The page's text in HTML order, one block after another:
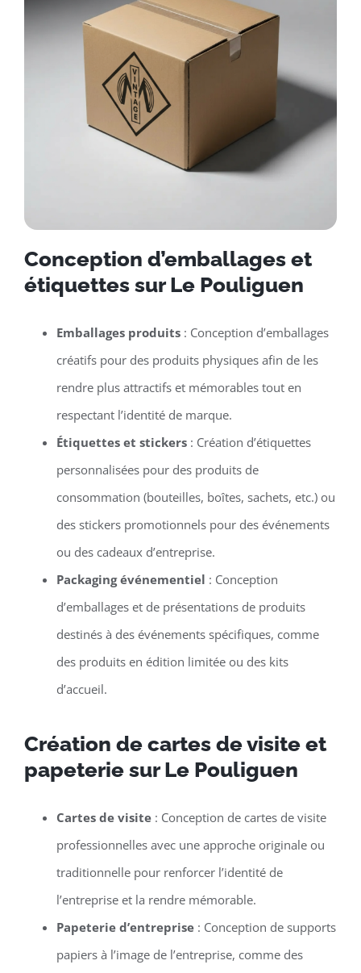
Conception d’emballages et
étiquettes sur Le Pouliguen
Emballages produits: Conception d’emballages
créatifs pour des produits physiques afin de les
rendre plus attractifs et mémorables tout en
respectant l’identité de marque.
Étiquettes et stickers: Création d’étiquettes
personnalisées pour des produits de
consommation (bouteilles, boîtes, sachets, etc.) ou
des stickers promotionnels pour des événements
ou des cadeaux d’entreprise.
Packaging événementiel : Conception
d’emballages et de présentations de produits
destinés à des événements spécifiques, comme
des produits en édition limitée ou des kits
d’accueil.
Création de cartes de visite et
papeterie sur Le Pouliguen
Cartes de visite: Conception de cartes de visite
professionnelles avec une approche originale ou
traditionnelle pour renforcer l’identité de
l’entreprise et la rendre mémorable.
Papeterie d’entreprise: Conception de supports
papiers à l’image de l’entreprise, comme des